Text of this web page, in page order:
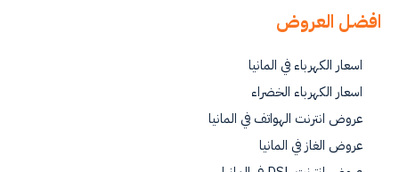
افضل العروض
اسعار الكهرباء في المانيا
اسعار الكهرباء الخضراء
عروض انترنت الهواتف في المانيا
عروض الغاز في المانيا